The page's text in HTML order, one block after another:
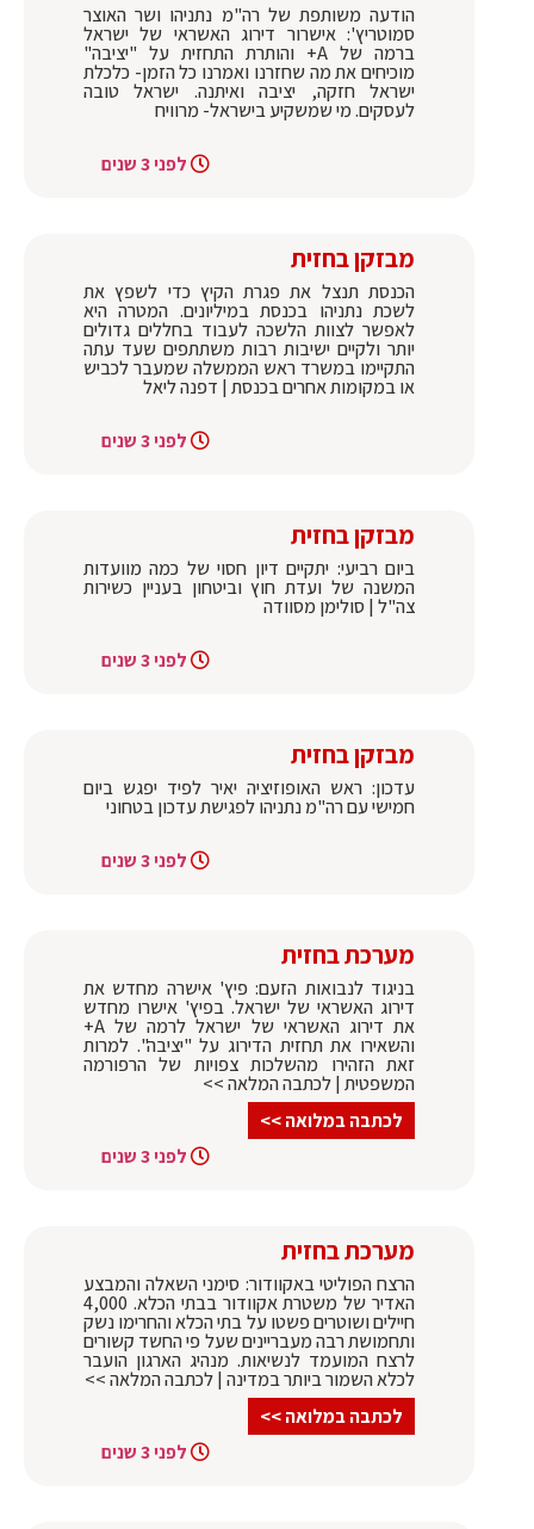
הודעה משותפת של רה"מ נתניהו ושר האוצר
סמוטריץ': אישרור דירוג האשראי של ישראל
ברמה של A+ והותרת התחזית על "יציבה"
מוכיחים את מה שחזרנו ואמרנו כל הזמן- כלכלת
ישראל חזקה, יציבה ואיתנה. ישראל טובה
לעסקים. מי שמשקיע בישראל- מרוויח
לפני 3 שנים
מבזקן בחזית
הכנסת תנצל את פגרת הקיץ כדי לשפץ את
לשכת נתניהו בכנסת במיליונים. המטרה היא
לאפשר לצוות הלשכה לעבוד בחללים גדולים
יותר ולקיים ישיבות רבות משתתפים שעד עתה
התקיימו במשרד ראש הממשלה שמעבר לכביש
או במקומות אחרים בכנסת | דפנה ליאל
לפני 3 שנים
מבזקן בחזית
ביום רביעי: יתקיים דיון חסוי של כמה מוועדות
המשנה של ועדת חוץ וביטחון בעניין כשירות
צה"ל | סולימן מסוודה
לפני 3 שנים
מבזקן בחזית
עדכון: ראש האופוזיציה יאיר לפיד יפגש ביום
חמישי עם רה"מ נתניהו לפגישת עדכון בטחוני
לפני 3 שנים
מערכת בחזית
בניגוד לנבואות הזעם: פיץ' אישרה מחדש את
דירוג האשראי של ישראל. בפיץ' אישרו מחדש
את דירוג האשראי של ישראל לרמה של A+
והשאירו את תחזית הדירוג על "יציבה". למרות
זאת הזהירו מהשלכות צפויות של הרפורמה
המשפטית | לכתבה המלאה >>
לכתבה במלואה >>
לפני 3 שנים
מערכת בחזית
הרצח הפוליטי באקוודור: סימני השאלה והמבצע
האדיר של משטרת אקוודור בבתי הכלא. 4,000
חיילים ושוטרים פשטו על בתי הכלא והחרימו נשק
ותחמושת רבה מעבריינים שעל פי החשד קשורים
לרצח המועמד לנשיאות. מנהיג הארגון הועבר
לכלא השמור ביותר במדינה | לכתבה המלאה >>
לכתבה במלואה >>
לפני 3 שנים